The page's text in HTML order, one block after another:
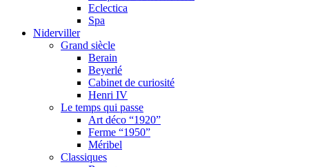
Eclectica
Spa
Niderviller
Grand siècle
Berain
Beyerlé
Cabinet de curiosité
Henri IV
Le temps qui passe
Art déco “1920”
Ferme “1950”
Méribel
Classiques